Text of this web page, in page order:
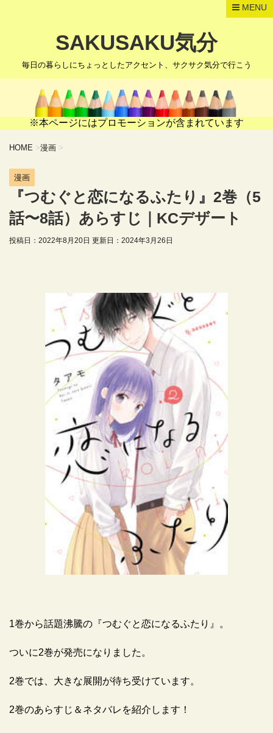
MENU
SAKUSAKU気分
毎日の暮らしにちょっとしたアクセント、サクサク気分で行こう
※本ページにはプロモーションが含まれています
HOME >漫画 >
漫画
『つむぐと恋になるふたり』2巻（5
話〜8話）あらすじ｜KCデザート
投稿日：2022年8月20日 更新日： 2024年3月26日
1巻から話題沸騰の『つむぐと恋になるふたり』。
ついに2巻が発売になりました。
2巻では、大きな展開が待ち受けています。
2巻のあらすじ＆ネタバレを紹介します！